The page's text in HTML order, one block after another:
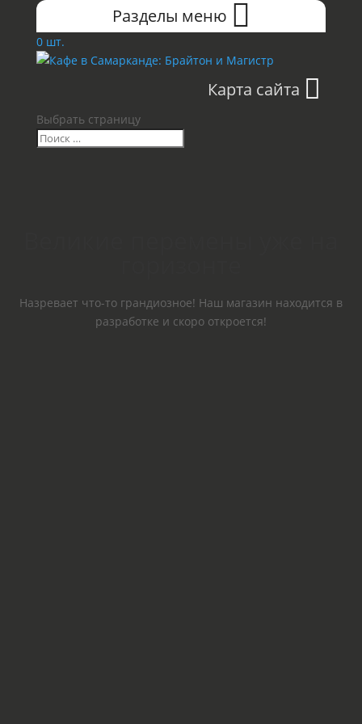
Разделы меню
0 шт.
Карта сайта
Выбрать страницу
Назревает что-то грандиозное! Наш магазин находится в
разработке и скоро откроется!